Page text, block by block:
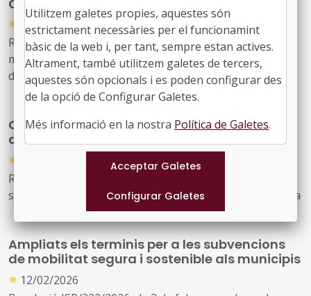
Catalunya
●
12/03/2026
Resolució TER/670/2026, de 5 de març, per la qual es
modifica la distribució de les dotacions pressupostàries
dels ajuts convocats mitjançant la Resolució
TER/2501/2025, de 2 de juliol, per la qual es fa pública la
subvencions del Programa d'incentius a la mobilitat
elèctrica (Programa MOVES III 2025)
Carta de serveis de l’ICAEN: compromisos de
qualitat en el suport energètic al territori
●
Resolució TER/493/2026, de 23 de febrer, per la qual
s'aprova la Carta de serveis de l'Institut Català d'Energia
Ampliats els terminis per a les subvencions
de mobilitat segura i sostenible als municipis
● 12/02/2026
Utilitzem galetes propies, aquestes són
estrictament necessàries per el funcionamint
bàsic de la web i, per tant, sempre estan actives.
Altrament, també utilitzem galetes de tercers,
aquestes són opcionals i es poden configurar des
de la opció de Configurar Galetes.
Més informació en la nostra Política de Galetes.